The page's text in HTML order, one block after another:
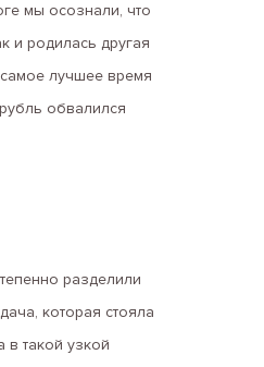
мы осознали, что
и родилась другая
лучшее время
обвалился
разделили
которая стояла
такой узкой